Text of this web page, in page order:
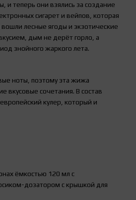
и теперь они взялись за создание
сигарет и вейпов, которая
лесные ягоды и экзотические
дым не дерёт горло, а
знойного жаркого лета.
ноты, поэтому эта жижа
вкусовые сочетания. В состав
кулер, который и
ёмкостью 120 мл с
дозатором с крышкой для